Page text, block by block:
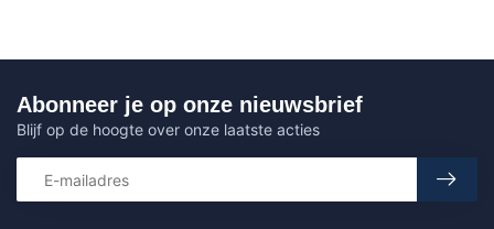
Abonneer je op onze nieuwsbrief
Blijf op de hoogte over onze laatste acties